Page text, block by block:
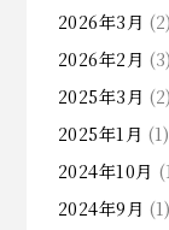
2026年3月 (2)
2026年2月 (3)
2025年3月 (2)
2025年1月 (1)
2024年10月
2024年9月 (1)